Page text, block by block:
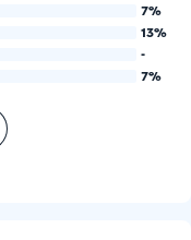
7%
13%
-
7%